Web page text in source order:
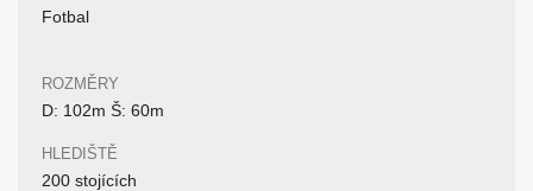
Fotbal
ROZMĚRY
D: 102m Š: 60m
HLEDIŠTĚ
200 stojících